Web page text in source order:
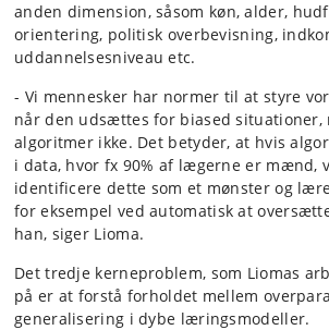
anden dimension, såsom køn, alder,
orientering, politisk overbevisning,
uddannelsesniveau etc.
- Vi mennesker har normer til at styre
når den udsættes for biased situationer,
algoritmer ikke. Det betyder, at hvis
i data, hvor fx 90% af lægerne er mænd,
identificere dette som et mønster og
for eksempel ved automatisk at
han, siger Lioma.
Det tredje kerneproblem, som Liomas
på er at forstå forholdet mellem
generalisering i dybe læringsmodeller.